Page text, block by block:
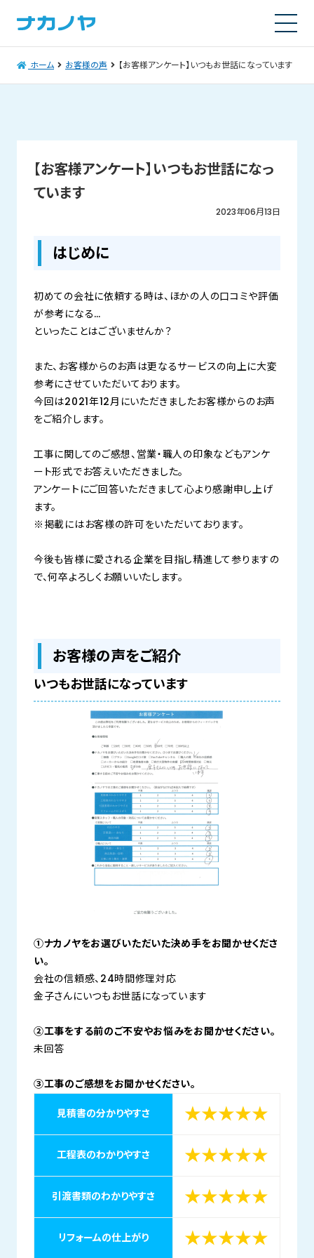
ホーム お客様の声 【お客様アンケート】いつもお世話になっています
【お客様アンケート】いつもお世話になっ
ています
2023年06月13日
はじめに
初めての会社に依頼する時は、ほかの人の口コミや評価
が参考になる…
といったことはございませんか？
また、お客様からのお声は更なるサービスの向上に大変
参考にさせていただいております。
今回は2021年12月にいただきましたお客様からのお声
をご紹介します。
工事に関してのご感想、営業・職人の印象などもアンケ
ート形式でお答えいただきました。
アンケートにご回答いただきまして心より感謝申し上げ
ます。
※掲載にはお客様の許可をいただいております。
今後も皆様に愛される企業を目指し精進して参りますの
で、何卒よろしくお願いいたします。
お客様の声をご紹介
いつもお世話になっています
①ナカノヤをお選びいただいた決め手をお聞かせくださ
い。
会社の信頼感、24時間修理対応
金子さんにいつもお世話になっています
②工事をする前のご不安やお悩みをお聞かせください。
未回答
③工事のご感想をお聞かせください。
見積書の分かりやすさ ★★★★★
工程表のわかりやすさ ★★★★★
引渡書類のわかりやすさ ★★★★★
リフォームの仕上がり ★★★★★